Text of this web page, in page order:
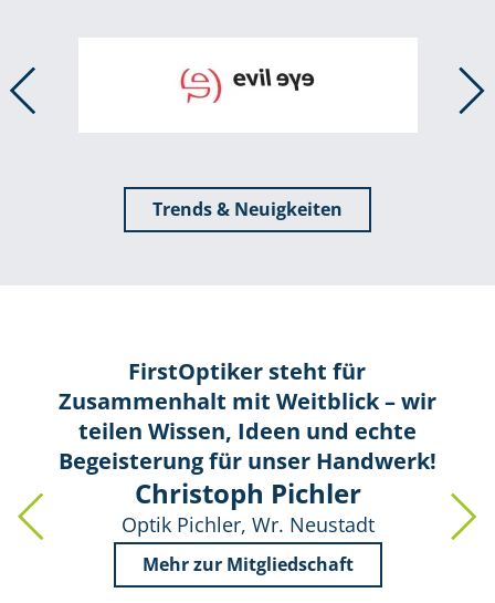
Trends & Neuigkeiten
FirstOptiker steht für
Zusammenhalt mit Weitblick – wir
teilen Wissen, Ideen und echte
Begeisterung für unser Handwerk!
Christoph Pichler
Optik Pichler, Wr. Neustadt
Mehr zur Mitgliedschaft